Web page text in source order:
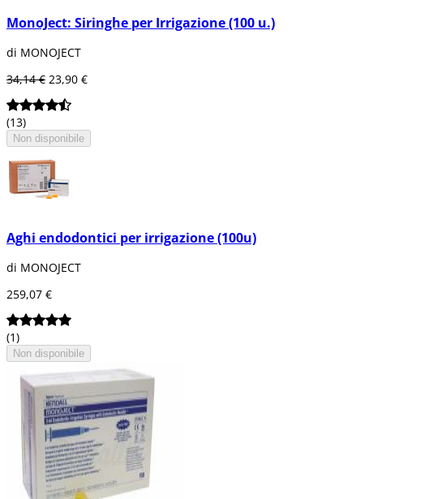
MonoJect: Siringhe per Irrigazione (100 u.)
di MONOJECT
34,14 € 23,90 €
(13)
Non disponibile
Aghi endodontici per irrigazione (100u)
di MONOJECT
259,07 €
(1)
Non disponibile